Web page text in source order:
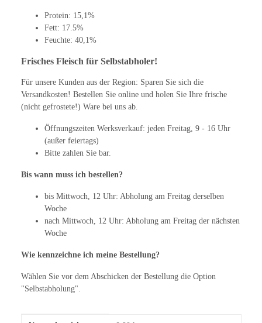
Protein: 15,1%
Fett: 17.5%
Feuchte: 40,1%
Frisches Fleisch für Selbstabholer!
Für unsere Kunden aus der Region: Sparen Sie sich die
Versandkosten! Bestellen Sie online und holen Sie Ihre frische
(nicht gefrostete!) Ware bei uns ab.
Öffnungszeiten Werksverkauf: jeden Freitag, 9 - 16 Uhr
(außer feiertags)
Bitte zahlen Sie bar.
Bis wann muss ich bestellen?
bis Mittwoch, 12 Uhr: Abholung am Freitag derselben
Woche
nach Mittwoch, 12 Uhr: Abholung am Freitag der nächsten
Woche
Wie kennzeichne ich meine Bestellung?
Wählen Sie vor dem Abschicken der Bestellung die Option
"Selbstabholung".